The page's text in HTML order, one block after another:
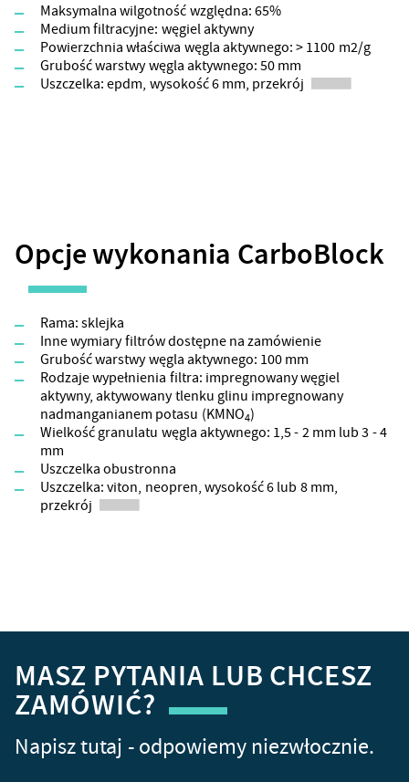
Maksymalna wilgotność względna: 65%
Medium filtracyjne: węgiel aktywny
Powierzchnia właściwa węgla aktywnego: > 1100 m2/g
Grubość warstwy węgla aktywnego: 50 mm
Uszczelka: epdm, wysokość 6 mm, przekrój
Opcje wykonania CarboBlock
Rama: sklejka
Inne wymiary filtrów dostępne na zamówienie
Grubość warstwy węgla aktywnego: 100 mm
Rodzaje wypełnienia filtra: impregnowany węgiel
aktywny, aktywowany tlenku glinu impregnowany
nadmanganianem potasu (KMNO4)
Wielkość granulatu węgla aktywnego: 1,5 - 2 mm lub 3 - 4
mm
Uszczelka obustronna
Uszczelka: viton, neopren, wysokość 6 lub 8 mm,
przekrój
MASZ PYTANIA LUB CHCESZ
ZAMÓWIĆ?
Napisz tutaj - odpowiemy niezwłocznie.